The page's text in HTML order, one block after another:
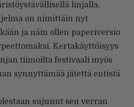
linjalla.
on nimittäin nyt
ja näin ollen paperiversio
Kertakäyttöisyys
tiimoilta festivaali myös
synnyttämää jätettä entistä
sujunut sen verran